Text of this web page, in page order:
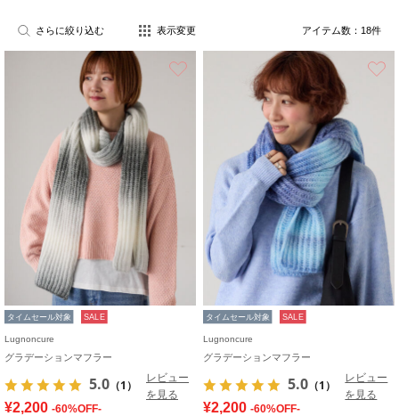
さらに絞り込む 表示変更 アイテム数： 18件
タイムセール対象 SALE
Lugnoncure
グラデーションマフラー
5.0 （1）
レビュー
を見る
¥2,200 -60%OFF-
タイムセール対象 SALE
Lugnoncure
グラデーションマフラー
5.0 （1）
レビュー
を見る
¥2,200 -60%OFF-